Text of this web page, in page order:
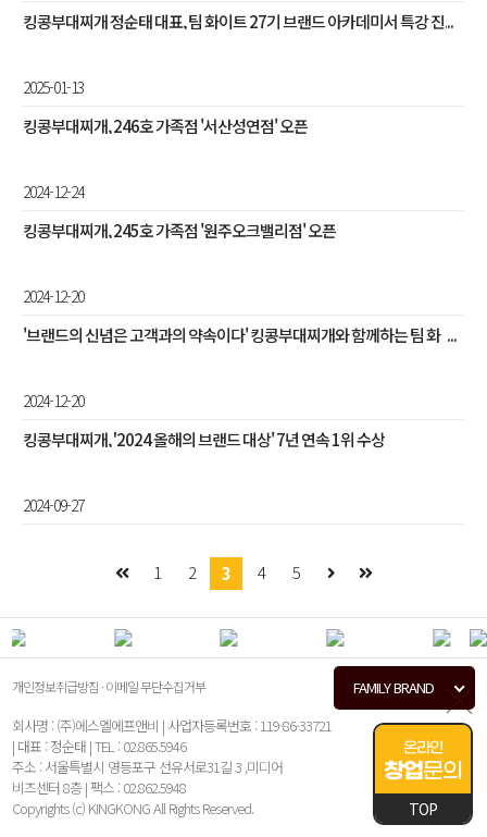
킹콩부대찌개 정순태 대표, 팀 화이트 27기 브랜드 아카데미서 특강 진...
2025-01-13
킹콩부대찌개, 246호 가족점 '서산성연점' 오픈
2024-12-24
킹콩부대찌개, 245호 가족점 '원주오크밸리점' 오픈
2024-12-20
'브랜드의 신념은 고객과의 약속이다' 킹콩부대찌개와 함께하는 팀 화
이...
2024-12-20
킹콩부대찌개, '2024 올해의 브랜드 대상' 7년 연속 1위 수상
2024-09-27
1 2 3 4 5
개인정보취급방침 ·이메일 무단수집거부
회사명 : (주)에스엘에프앤비 | 사업자등록번호 : 119-86-33721
| 대표 : 정순태 | TEL : 02.865.5946
주소 : 서울특별시 영등포구 선유서로31길 3 ,미디어
비즈센터 8층 | 팩스 : 02.862.5948
Copyrights (c) KINGKONG All Rights Reserved.
FAMILY BRAND
온라인
창업문의
TOP